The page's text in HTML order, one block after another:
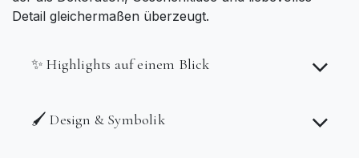
Detail gleichermaßen überzeugt.
✨ Highlights auf einem Blick
🖌️ Design & Symbolik